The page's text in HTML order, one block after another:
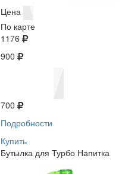
Цена
По карте
1176
900
700
Подробности
Купить
Бутылка для Турбо Напитка